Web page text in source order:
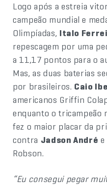
Logo após a estreia
campeão mundial e
Olimpíadas, Italo
repescagem por uma
a 11,17 pontos para o
Mas, as duas baterias
por brasileiros. Caio
americanos Griffin
enquanto o tricampeão
fez o maior placar da
contra Jadson André
Robson.
“Eu consegui pegar